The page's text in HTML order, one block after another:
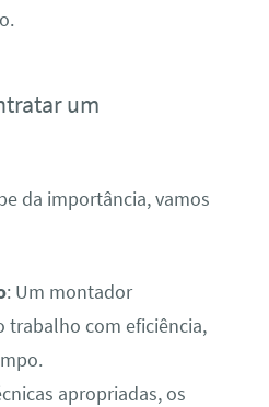
um
da importância, vamos
: Um montador
trabalho com eficiência,
apropriadas, os